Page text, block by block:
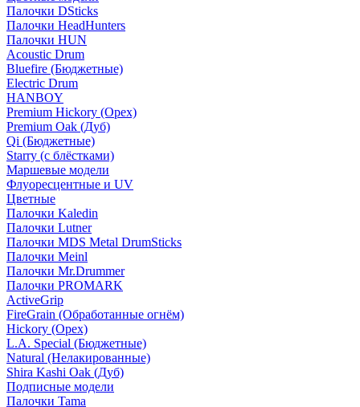
Палочки DSticks
Палочки HeadHunters
Палочки HUN
Acoustic Drum
Bluefire (Бюджетные)
Electric Drum
HANBOY
Premium Hickory (Орех)
Premium Oak (Дуб)
Qi (Бюджетные)
Starry (с блёстками)
Маршевые модели
Флуоресцентные и UV
Цветные
Палочки Kaledin
Палочки Lutner
Палочки MDS Metal DrumSticks
Палочки Meinl
Палочки Mr.Drummer
Палочки PROMARK
ActiveGrip
FireGrain (Обработанные огнём)
Hickory (Орех)
L.A. Special (Бюджетные)
Natural (Нелакированные)
Shira Kashi Oak (Дуб)
Подписные модели
Палочки Tama